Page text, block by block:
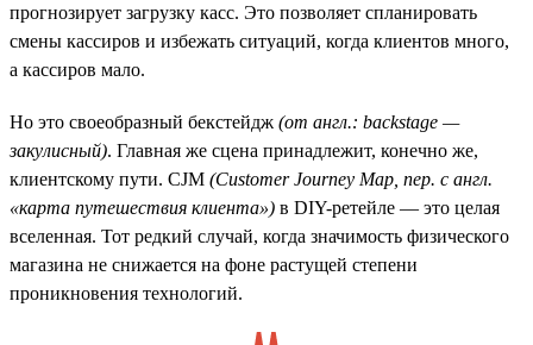
прогнозирует загрузку касс. Это позволяет спланировать
смены кассиров и избежать ситуаций, когда клиентов много,
а кассиров мало.
Но это своеобразный бекстейдж (от англ.: backstage —
закулисный). Главная же сцена принадлежит, конечно же,
клиентскому пути. CJM (Customer Journey Map, пер. с англ.
«карта путешествия клиента») в DIY-ретейле — это целая
вселенная. Тот редкий случай, когда значимость физического
магазина не снижается на фоне растущей степени
проникновения технологий.